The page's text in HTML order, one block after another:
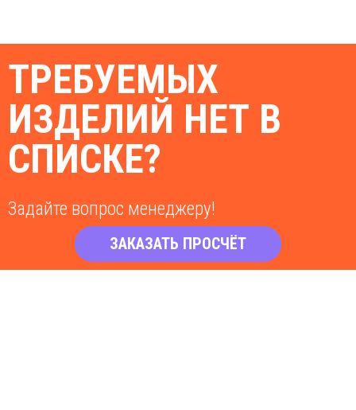
ТРЕБУЕМЫХ
ИЗДЕЛИЙ НЕТ В
СПИСКЕ?
Задайте вопрос менеджеру!
ЗАКАЗАТЬ ПРОСЧЁТ